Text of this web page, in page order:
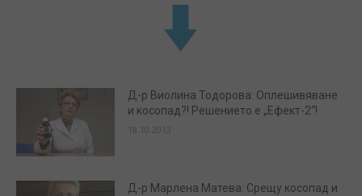
Д-р Виолина Тодорова: Оплешивяване
и косопад?! Решението е „Ефект-2“!
18.10.2013
Д-р Марлена Матева: Срещу косопад и